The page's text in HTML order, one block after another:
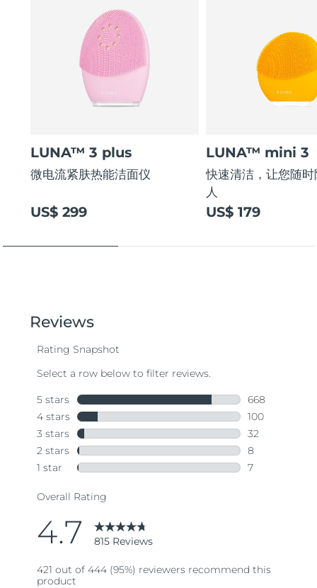
LUNA™ 3 plus
微电流紧肤热能洁面仪
US$ 299
LUNA™ mini 3
快速清洁，让您随
人
US$ 179